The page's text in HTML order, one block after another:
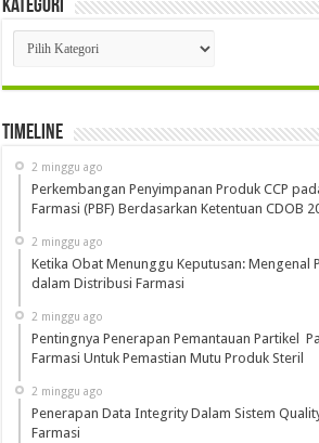
Kategori
Kategori
Timeline
2 minggu ago
Perkembangan Penyimpanan Produk CCP
Farmasi (PBF) Berdasarkan Ketentuan CDOB
2 minggu ago
Ketika Obat Menunggu Keputusan: Mengenal
dalam Distribusi Farmasi
2 minggu ago
Pentingnya Penerapan Pemantauan Partikel
Farmasi Untuk Pemastian Mutu Produk Steril
2 minggu ago
Penerapan Data Integrity Dalam Sistem
Farmasi